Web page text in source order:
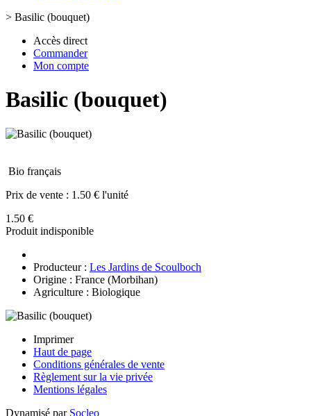
> Basilic (bouquet)
Accès direct
Commander
Mon compte
Basilic (bouquet)
Bio français
Prix de vente : 1.50 € l'unité
1.50 €
Produit indisponible
Producteur : Les Jardins de Scoulboch
Origine : France (Morbihan)
Agriculture : Biologique
Imprimer
Haut de page
Conditions générales de vente
Règlement sur la vie privée
Mentions légales
Dynamisé par Socleo